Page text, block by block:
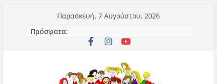
περιεχόμενο
Παρασκευή, 7 Αυγούστου, 2026
Πρόσφατα: